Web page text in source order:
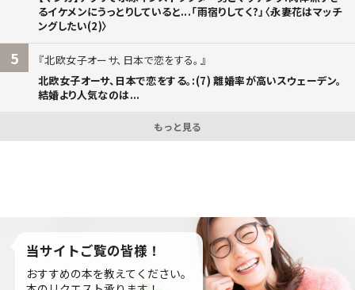
るイケメンにうっとりしていると...「雨宿りしてく?」〈永妻花はマッチ
ングしたい(2)〉
5
北欧女子オーサ、日本で恋をする。
北欧女子オーサ、日本で恋をする。:(7) 離婚率が高いスウェーデン。
結婚より人気なのは...
もっと見る
当サイトご覧の皆様！
おすすめの本を教えてください。